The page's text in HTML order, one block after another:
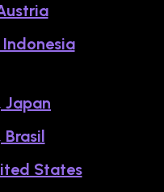
Japan
States